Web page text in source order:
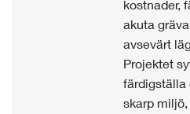
kostnader,
akuta
avsevärt
Projektet
färdigställa
skarp